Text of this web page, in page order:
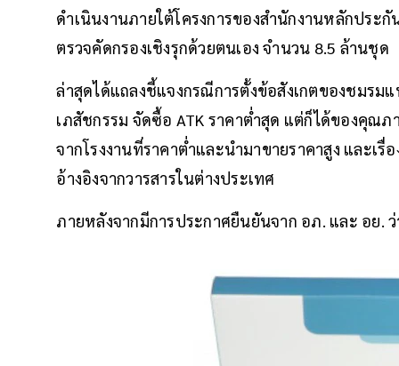
ดำเนินงานภายใต้โครงการของสำนักงานหลักปร
ตรวจคัดกรองเชิงรุกด้วยตนเอง จำนวน 8.5 ล้านชุด
ล่าสุดได้แถลงชี้แจงกรณีการตั้งข้อสังเกตของชมร
เภสัชกรรม จัดซื้อ ATK ราคาต่ำสุด แต่ก็ได้ของคุณ
จากโรงงานที่ราคาต่ำและนำมาขายราคาสูง และเ
อ้างอิงจากวารสารในต่างประเทศ
ภายหลังจากมีการประกาศยืนยันจาก อภ. และ อย.